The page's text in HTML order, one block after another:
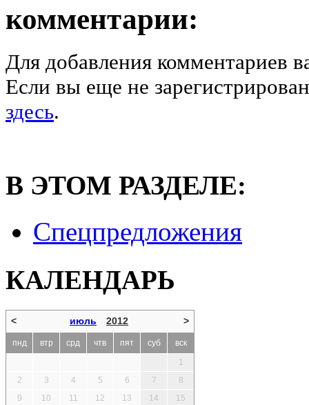
комментарии:
Для добавления комментариев
Если вы еще не
здесь.
В ЭТОМ РАЗДЕЛЕ:
Спецпредложения
КАЛЕНДАРЬ
< июль 2012 >
пнд втр срд чтв пят суб
вск
1
2
3 4 5 6 7
8
9
10 11 12 13 14 15